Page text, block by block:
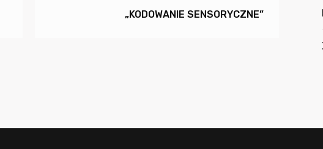
„KODOWANIE SENSORYCZNE”